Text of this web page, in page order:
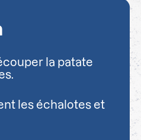
la patate
les échalotes et